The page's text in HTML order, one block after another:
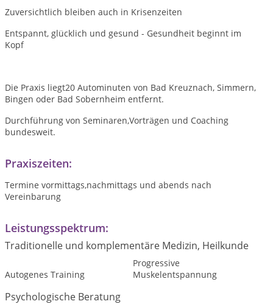
Zuversichtlich bleiben auch in Krisenzeiten
Entspannt, glücklich und gesund - Gesundheit beginnt im
Kopf
Die Praxis liegt20 Autominuten von Bad Kreuznach, Simmern,
Bingen oder Bad Sobernheim entfernt.
Durchführung von Seminaren,Vorträgen und Coaching
bundesweit.
Praxiszeiten:
Termine vormittags,nachmittags und abends nach
Vereinbarung
Leistungsspektrum:
Traditionelle und komplementäre Medizin, Heilkunde
Autogenes Training
Progressive
Muskelentspannung
Psychologische Beratung